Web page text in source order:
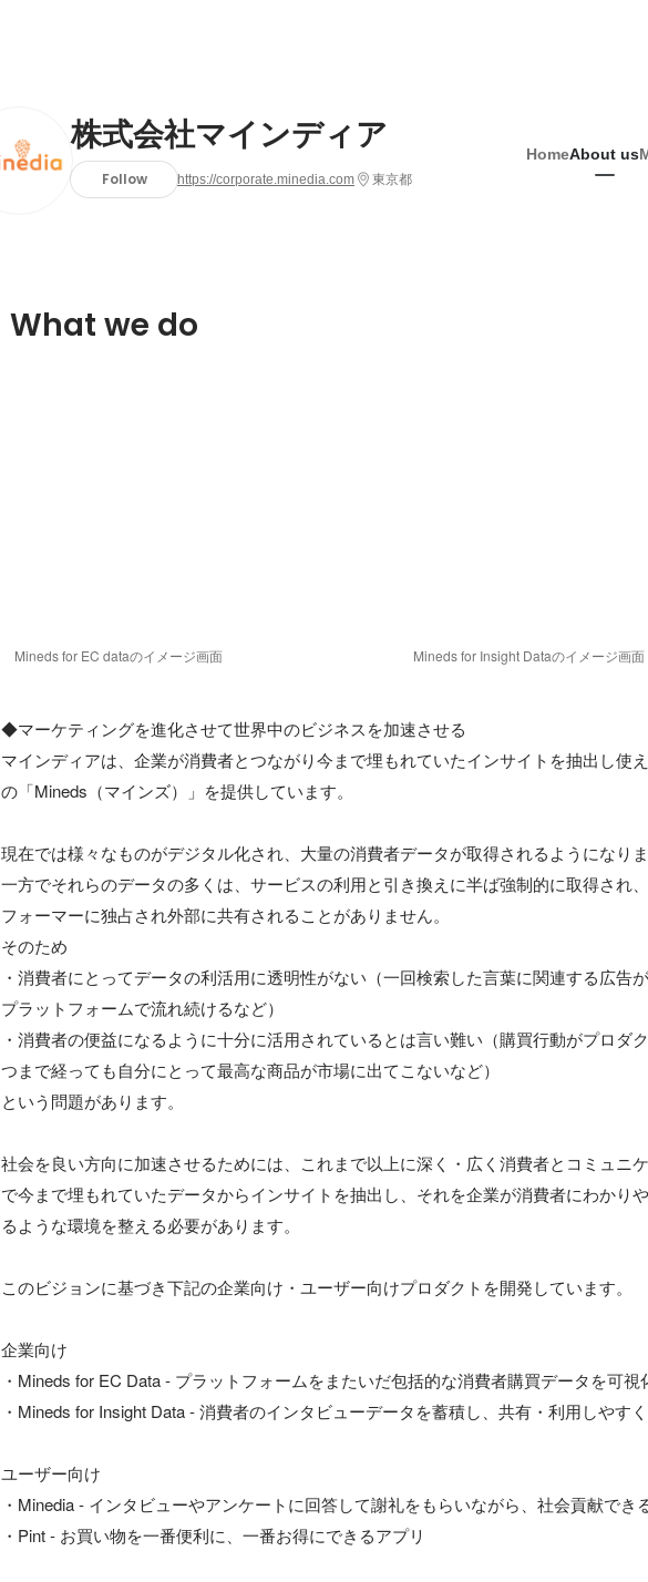
株式会社マインディア
Follow https://corporate.minedia.com 東京都
HomeAbout us
What we do
Mineds for EC dataのイメージ画面 Mineds for Insight Dataのイメージ画面
◆マーケティングを進化させて世界中のビジネスを加速させる
マインディアは、企業が消費者とつながり今まで埋もれていたインサイトを抽出し使
の「Mineds（マインズ）」を提供しています。
現在では様々なものがデジタル化され、大量の消費者データが取得されるようになりま
一方でそれらのデータの多くは、サービスの利用と引き換えに半ば強制的に取得され
フォーマーに独占され外部に共有されることがありません。
そのため
・消費者にとってデータの利活用に透明性がない（一回検索した言葉に関連する広告
プラットフォームで流れ続けるなど）
・消費者の便益になるように十分に活用されているとは言い難い（購買行動がプロダ
つまで経っても自分にとって最高な商品が市場に出てこないなど）
という問題があります。
社会を良い方向に加速させるためには、これまで以上に深く・広く消費者とコミュニ
で今まで埋もれていたデータからインサイトを抽出し、それを企業が消費者にわかり
るような環境を整える必要があります。
このビジョンに基づき下記の企業向け・ユーザー向けプロダクトを開発しています。
企業向け
・Mineds for EC Data - プラットフォームをまたいだ包括的な消費者購買データを可視
・Mineds for Insight Data - 消費者のインタビューデータを蓄積し、共有・利用しやす
ユーザー向け
・Minedia - インタビューやアンケートに回答して謝礼をもらいながら、社会貢献でき
・Pint - お買い物を一番便利に、一番お得にできるアプリ